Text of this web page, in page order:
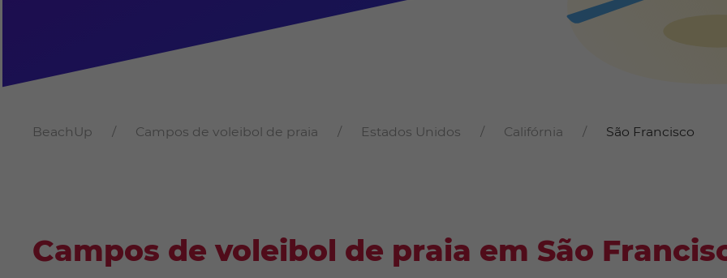
BeachUp Campos de voleibol de praia Estados Unidos Califórnia São Francisco
Campos de voleibol de praia em São